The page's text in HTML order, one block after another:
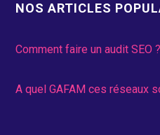
NOS ARTICLES
Comment faire un audit SEO ?
A quel GAFAM ces réseaux